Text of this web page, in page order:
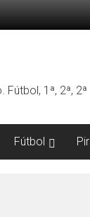
1ª, 2ª,
Fútbol